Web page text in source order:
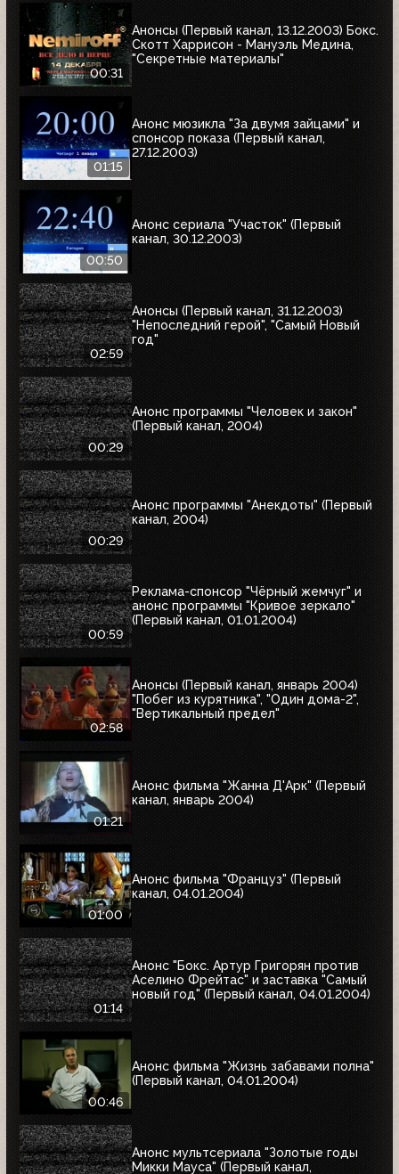
00:31
Анонсы (Первый канал, 13.12.2003) Бокс.
Скотт Харрисон - Мануэль Медина,
"Секретные материалы"
01:15
Анонс мюзикла "За двумя зайцами" и
спонсор показа (Первый канал,
27.12.2003)
00:50
Анонс сериала "Участок" (Первый
канал, 30.12.2003)
02:59
Анонсы (Первый канал, 31.12.2003)
"Непоследний герой", "Самый Новый
год"
00:29
Анонс программы "Человек и закон"
(Первый канал, 2004)
00:29
Анонс программы "Анекдоты" (Первый
канал, 2004)
00:59
Реклама-спонсор "Чёрный жемчуг" и
анонс программы "Кривое зеркало"
(Первый канал, 01.01.2004)
02:58
Анонсы (Первый канал, январь 2004)
"Побег из курятника", "Один дома-2",
"Вертикальный предел"
01:21
Анонс фильма "Жанна Д'Арк" (Первый
канал, январь 2004)
01:00
Анонс фильма "Француз" (Первый
канал, 04.01.2004)
01:14
Анонс "Бокс. Артур Григорян против
Аселино Фрейтас" и заставка "Самый
новый год" (Первый канал, 04.01.2004)
00:46
Анонс фильма "Жизнь забавами полна"
(Первый канал, 04.01.2004)
Анонс мультсериала "Золотые годы
Микки Мауса" (Первый канал,